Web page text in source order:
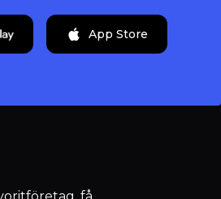
App Store
få